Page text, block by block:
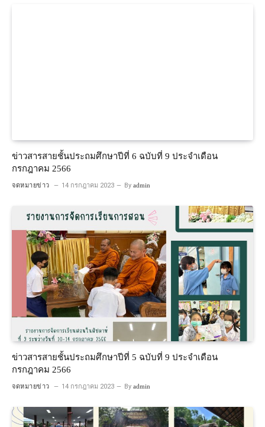
ข่าวสารสายชั้นประถมศึกษาปีที่ 6 ฉบับที่ 9 ประจำเดือน
กรกฎาคม 2566
จดหมายข่าว 14 กรกฎาคม 2023 By admin
ข่าวสารสายชั้นประถมศึกษาปีที่ 5 ฉบับที่ 9 ประจำเดือน
กรกฎาคม 2566
จดหมายข่าว 14 กรกฎาคม 2023 By admin